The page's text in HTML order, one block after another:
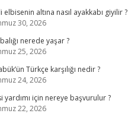
elbisenin altına nasıl ayakkabı giyilir ?
30, 2026
nerede yaşar ?
25, 2026
Türkçe karşılığı nedir ?
24, 2026
yardımı için nereye başvurulur ?
22, 2026